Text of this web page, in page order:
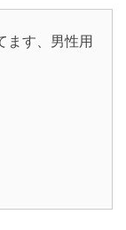
ます、男性用